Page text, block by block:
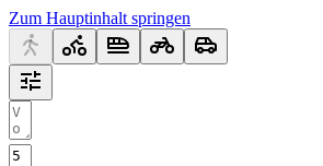
Zum Hauptinhalt springen